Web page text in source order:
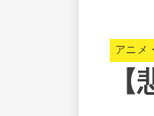
アニメ